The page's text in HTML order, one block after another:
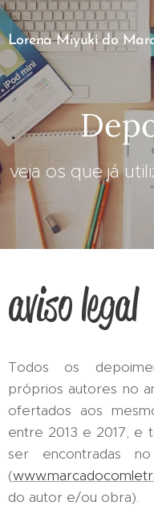
Lorena Miyuki do
Letras
veja os que já
aviso legal
Todos os
próprios autores no
ofertados aos
entre 2013 e 2017, e
ser encontradas
(
do autor e/ou obra).